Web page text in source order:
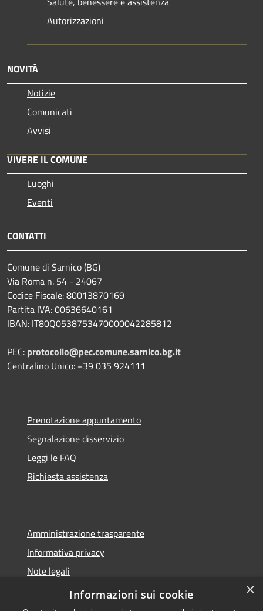
Autorizzazioni
NOVITÀ
Notizie
Comunicati
Avvisi
VIVERE IL COMUNE
Luoghi
Eventi
CONTATTI
Comune di Sarnico (BG)
Via Roma n. 54 - 24067
Codice Fiscale: 80013870169
Partita IVA: 00636640161
IBAN: IT80Q0538753470000042285812
PEC: protocollo@pec.comune.sarnico.bg.it
Centralino Unico: +39 035 924111
Prenotazione appuntamento
Segnalazione disservizio
Leggi le FAQ
Richiesta assistenza
Amministrazione trasparente
Informativa privacy
Note legali
Dichiarazione di accessibilità
×
Informazioni sui cookie